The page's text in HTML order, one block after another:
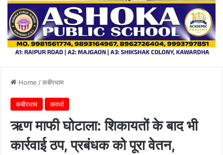
Home /कबीरधाम
कबीरधाम कवर्धा
ऋण माफी घोटाला: शिकायतों के बाद भी
कार्रवाई ठप, प्रबंधक को पूरा वेतन,